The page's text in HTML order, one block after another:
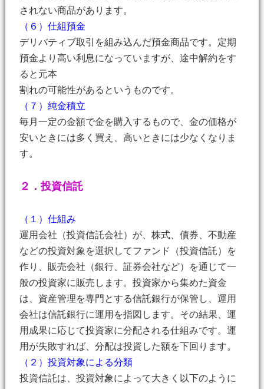
されない商品があります。
（６）仕組預金
デリバティブ取引を組み込んだ預金商品です。定期
預金より高い利息になっていますが、途中解約をす
ると元本
割れの可能性があるというものです。
（７）純金積立
毎月一定の金額で金を購入するもので、金の価格が
安いときには多く買え、高いときには少なくなりま
す。
２．投資信託
（１）仕組み
運用会社（投資信託会社）が、株式、債券、不動産
などの投資対象を選択してファンド（投資信託）を
作り、販売会社（銀行、証券会社など）を通じて一
般の投資家に販売します。投資家から集めた資金
は、資産管理を専門とする信託銀行が保管し、運用
会社は信託銀行に運用を指図します。その結果、運
用成果に応じて投資家に分配される仕組みです。運
用が失敗すれば、分配は投資した額を下回ります。
（２）投資対象による分類
投資信託は、投資対象によって大きく以下のように